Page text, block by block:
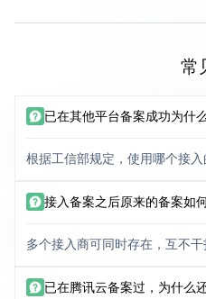
常
已在其他平台备案成功为什
根据工信部规定，使用哪个接
接入备案之后原来的备案如
多个接入商可同时存在，互不干
已在腾讯云备案过，为什么